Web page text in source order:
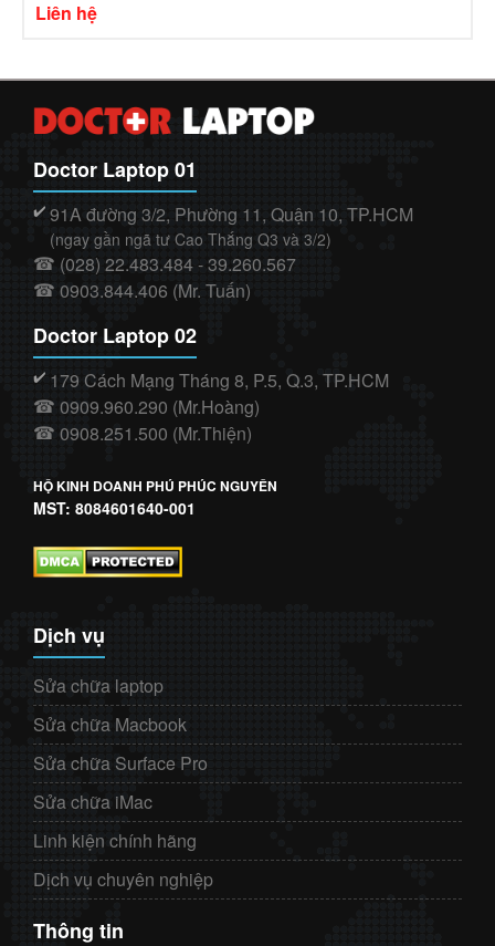
Liên hệ
Doctor Laptop 01
✔️ 91A đường 3/2, Phường 11, Quận 10, TP.HCM
(ngay gần ngã tư Cao Thắng Q3 và 3/2)
☎ (028) 22.483.484 - 39.260.567
☎ 0903.844.406 (Mr. Tuấn)
Doctor Laptop 02
✔️ 179 Cách Mạng Tháng 8, P.5, Q.3, TP.HCM
☎ 0909.960.290 (Mr.Hoàng)
☎ 0908.251.500 (Mr.Thiện)
HỘ KINH DOANH PHÚ PHÚC NGUYÊN
MST: 8084601640-001
Dịch vụ
Sửa chữa laptop
Sửa chữa Macbook
Sửa chữa Surface Pro
Sửa chữa iMac
Linh kiện chính hãng
Dịch vụ chuyên nghiệp
Thông tin